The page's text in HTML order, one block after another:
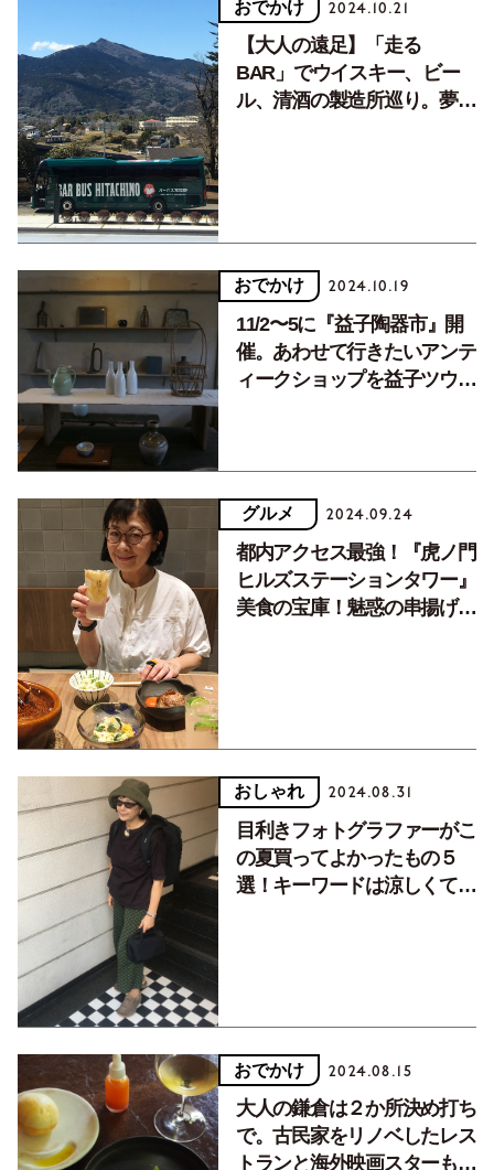
おでかけ 2024.10.21
【大人の遠足】「走る
BAR」でウイスキー、ビー
ル、清酒の製造所巡り。夢の
おでかけ 2024.10.19
11/2〜5に『益子陶器市』開
催。あわせて行きたいアンテ
ィークショップを益子ツウが
グルメ 2024.09.24
都内アクセス最強！『虎ノ門
ヒルズステーションタワー』
美食の宝庫！魅惑の串揚げと
おしゃれ 2024.08.31
目利きフォトグラファーがこ
の夏買ってよかったもの５
選！キーワードは涼しくてサ
おでかけ 2024.08.15
大人の鎌倉は２か所決め打ち
で。古民家をリノベしたレス
トランと海外映画スターも訪